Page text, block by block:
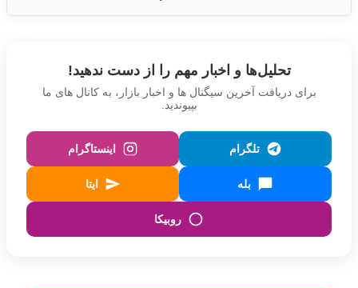
تحلیل‌ها و اخبار مهم را از دست ندهید!
برای دریافت آخرین سیگنال‌ ها و اخبار بازار، به کانال‌ های ما
بپیوندید.
تلگرام اینستاگرام
بله ایتا
روبیکا